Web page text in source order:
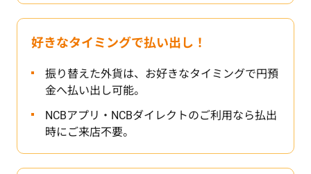
好きなタイミングで払い出し！
振り替えた外貨は、お好きなタイミングで円預
金へ払い出し可能。
NCBアプリ・NCBダイレクトのご利用なら払出
時にご来店不要。